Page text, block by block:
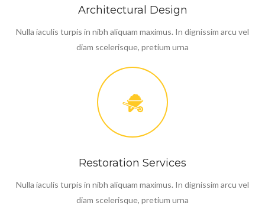
Architectural Design
Nulla iaculis turpis in nibh aliquam maximus. In dignissim arcu vel
diam scelerisque, pretium urna
Restoration Services
Nulla iaculis turpis in nibh aliquam maximus. In dignissim arcu vel
diam scelerisque, pretium urna